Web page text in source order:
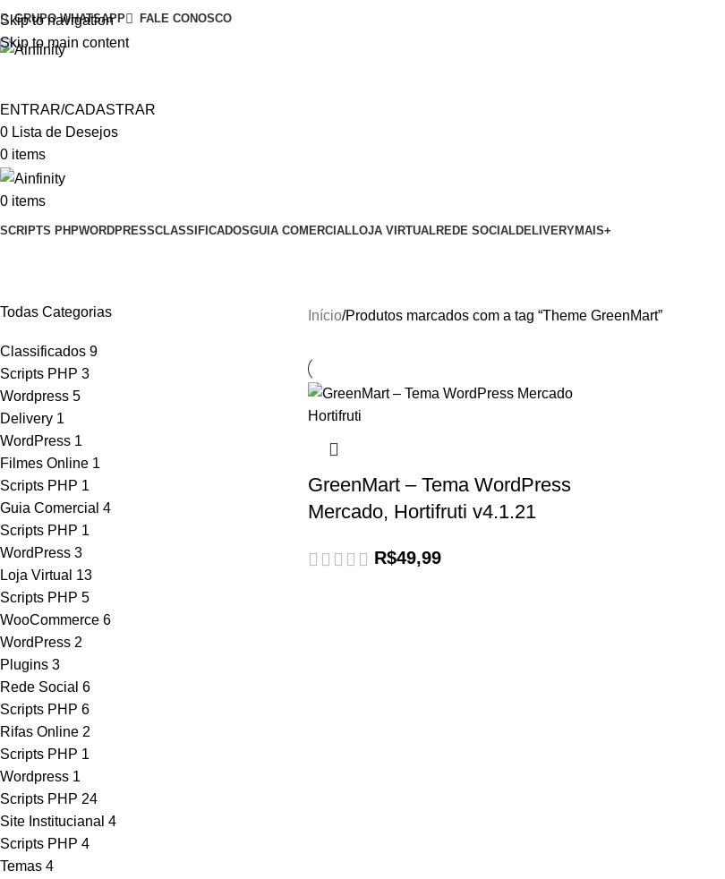
Skip to navigation
Skip to main content
GRUPO WHATSAPP FALE CONOSCO
ENTRAR/CADASTRAR
0 Lista de Desejos
0 items
0 items
SCRIPTS PHPWORDPRESSCLASSIFICADOSGUIA COMERCIALLOJA VIRTUALREDE SOCIALDELIVERYMAIS+
Todas Categorias
Classificados 9
Scripts PHP 3
Wordpress 5
Delivery 1
WordPress 1
Filmes Online 1
Scripts PHP 1
Guia Comercial 4
Scripts PHP 1
WordPress 3
Loja Virtual 13
Scripts PHP 5
WooCommerce 6
WordPress 2
Plugins 3
Rede Social 6
Scripts PHP 6
Rifas Online 2
Scripts PHP 1
Wordpress 1
Scripts PHP 24
Site Institucianal 4
Scripts PHP 4
Temas 4
Início Produtos marcados com a tag “Theme GreenMart”
GreenMart – Tema WordPress
Mercado, Hortifruti v4.1.21
R$49,99